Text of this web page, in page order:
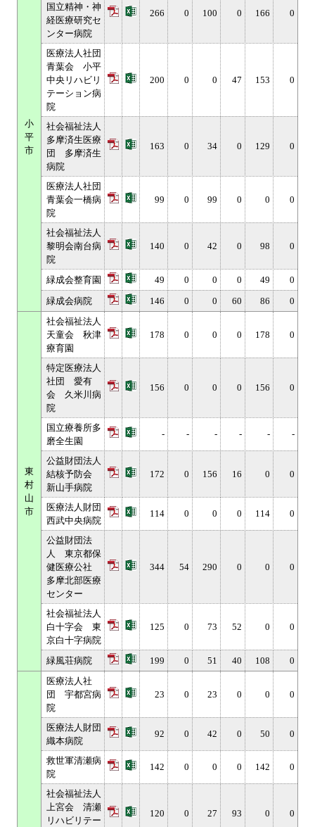
小
平
市
国立精神・神
経医療研究セ
ンター病院
266 0 100 0 166 0
医療法人社団
青葉会 小平
中央リハビリ
テーション病
院
200 0 0 47 153 0
社会福祉法人
多摩済生医療
団 多摩済生
病院
163 0 34 0 129 0
医療法人社団
青葉会一橋病
院
99 0 99 0 0 0
社会福祉法人
黎明会南台病
院
140 0 42 0 98 0
緑成会整育園 49 0 0 0 49
0
緑成会病院
146 0 0 60 86 0
東
村
山
市
社会福祉法人
天童会 秋津
療育園
178 0 0 0 178 0
特定医療法人
社団 愛有
会 久米川病
院
156 0 0 0 156 0
国立療養所多
磨全生園
- - - - - -
公益財団法人
結核予防会
新山手病院
172 0 156 16 0 0
医療法人財団
西武中央病院
114 0 0 0 114 0
公益財団法
人 東京都保
健医療公社
多摩北部医療
センター
344 54 290 0 0 0
社会福祉法人
白十字会 東
京白十字病院
125 0 73 52 0 0
緑風荘病院 199 0 51 40 108 0
医療法人社
団 宇都宮病
院
23 0 23 0 0 0
医療法人財団
織本病院
92 0 42 0 50 0
救世軍清瀬病
院
142 0 0 0 142 0
社会福祉法人
上宮会 清瀬
リハビリテー
120 0 27 93 0 0